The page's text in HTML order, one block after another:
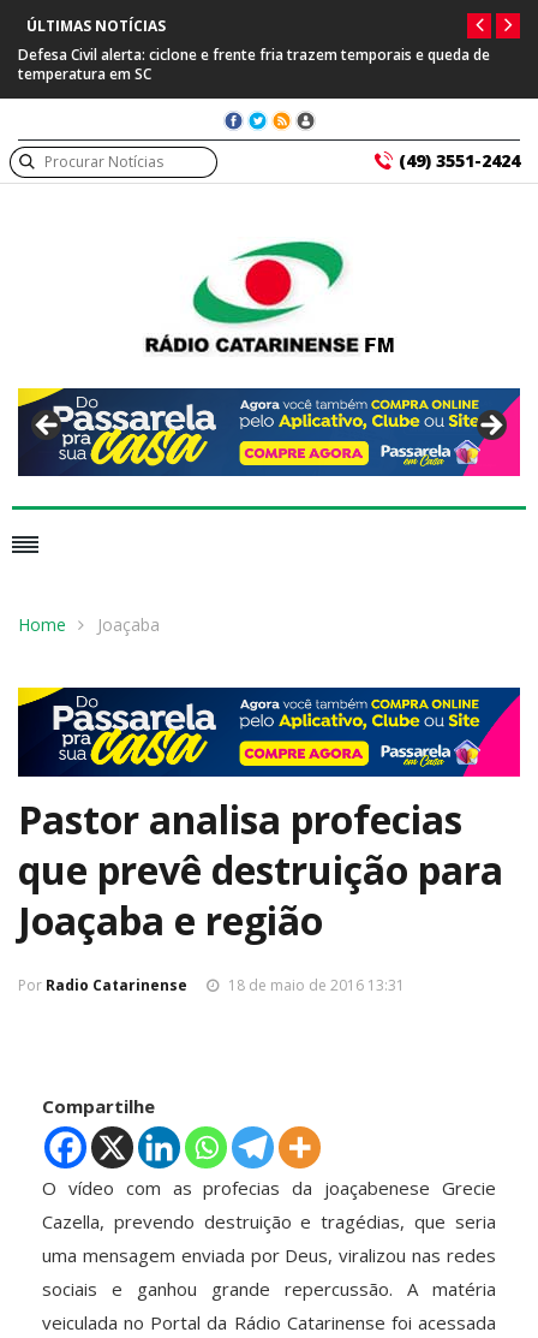
ÚLTIMAS NOTÍCIAS
Prefeitura de Capinzal se manifesta após prisão de farmacêutico
suspeito de tráfico internacional
(49) 3551-2424
Home Joaçaba
Pastor analisa profecias
que prevê destruição para
Joaçaba e região
Por Radio Catarinense 18 de maio de 2016 13:31
Compartilhe
O vídeo com as profecias da joaçabenese Grecie
Cazella, prevendo destruição e tragédias, que seria
uma mensagem enviada por Deus, viralizou nas redes
sociais e ganhou grande repercussão. A matéria
veiculada no Portal da Rádio Catarinense foi acessada